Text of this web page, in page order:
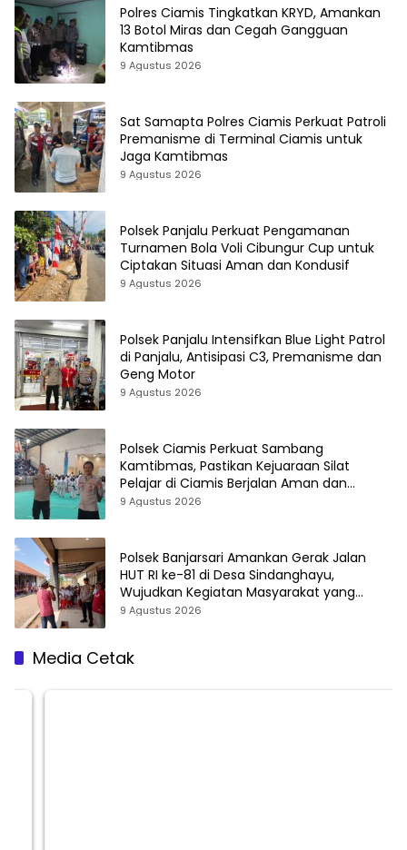
Polres Ciamis Tingkatkan KRYD, Amankan
13 Botol Miras dan Cegah Gangguan
Kamtibmas
9 Agustus 2026
Sat Samapta Polres Ciamis Perkuat Patroli
Premanisme di Terminal Ciamis untuk
Jaga Kamtibmas
9 Agustus 2026
Polsek Panjalu Perkuat Pengamanan
Turnamen Bola Voli Cibungur Cup untuk
Ciptakan Situasi Aman dan Kondusif
9 Agustus 2026
Polsek Panjalu Intensifkan Blue Light Patrol
di Panjalu, Antisipasi C3, Premanisme dan
Geng Motor
9 Agustus 2026
Polsek Ciamis Perkuat Sambang
Kamtibmas, Pastikan Kejuaraan Silat
Pelajar di Ciamis Berjalan Aman dan
Kondusif
9 Agustus 2026
Polsek Banjarsari Amankan Gerak Jalan
HUT RI ke-81 di Desa Sindanghayu,
Wujudkan Kegiatan Masyarakat yang
Aman dan Kondusif
9 Agustus 2026
Media Cetak